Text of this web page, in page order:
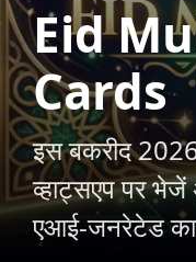
Eid
Cards
इस बकरीद
व्हाट्सएप पर
एआई-जनरेटेड